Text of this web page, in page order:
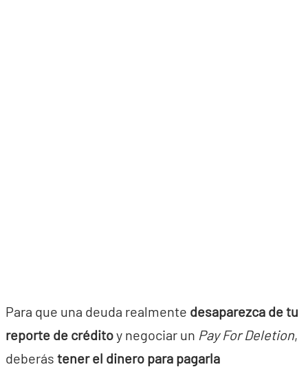
Para que una deuda realmente desaparezca de tu
reporte de créditoy negociar un Pay For Deletion,
deberás tener el dinero para pagarla